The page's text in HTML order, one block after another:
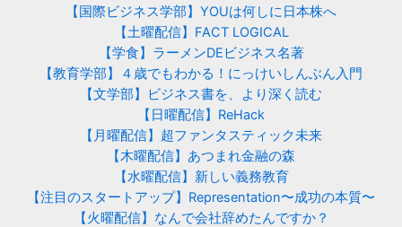
【国際ビジネス学部】YOUは何しに日本株へ
【土曜配信】FACT LOGICAL
【学食】ラーメンDEビジネス名著
【教育学部】４歳でもわかる！にっけいしんぶん入門
【文学部】ビジネス書を、より深く読む
【日曜配信】ReHack
【月曜配信】超ファンタスティック未来
【木曜配信】あつまれ金融の森
【水曜配信】新しい義務教育
【注目のスタートアップ】Representation〜成功の本質〜
【火曜配信】なんで会社辞めたんですか？